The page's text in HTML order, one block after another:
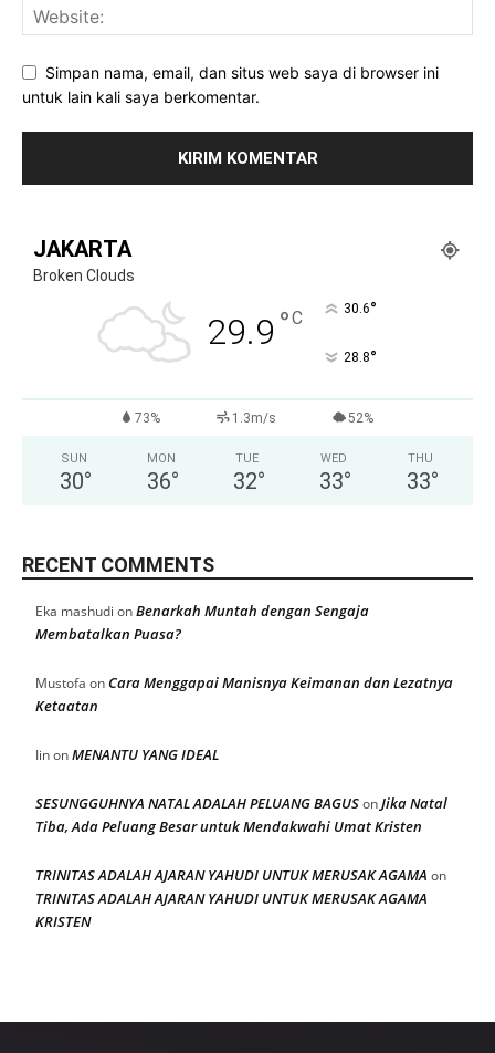
Simpan nama, email, dan situs web saya di browser ini
untuk lain kali saya berkomentar.
JAKARTA
Broken Clouds
29.9 °C 30.6°
28.8°
73% 1.3m/s 52%
SUN
30°
MON
36°
TUE
32°
WED
33°
THU
33°
RECENT COMMENTS
Eka mashudi onBenarkah Muntah dengan Sengaja
Membatalkan Puasa?
Mustofa onCara Menggapai Manisnya Keimanan dan Lezatnya
Ketaatan
IinonMENANTU YANG IDEAL
SESUNGGUHNYA NATAL ADALAH PELUANG BAGUSonJika Natal
Tiba, Ada Peluang Besar untuk Mendakwahi Umat Kristen
TRINITAS ADALAH AJARAN YAHUDI UNTUK MERUSAK AGAMA on
TRINITAS ADALAH AJARAN YAHUDI UNTUK MERUSAK AGAMA
KRISTEN